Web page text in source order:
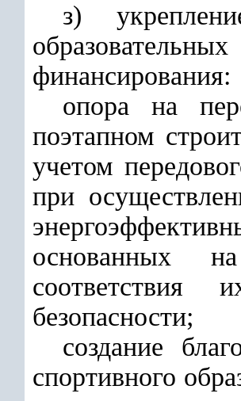
з)
финансирования:
опора на
поэтапном
учетом
при
основанных
соответствия
безопасности;
создание
спортивного